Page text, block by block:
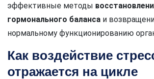
эффективные методы
гормонального баланса и
нормальному функционированию
Как воздействие
отражается на цикле